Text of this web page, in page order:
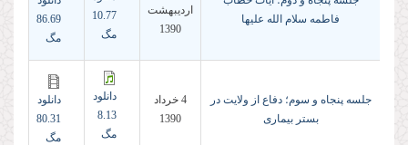
فاطمه سلام الله علیها
ارديبهشت
1390
10.77
مگ
86.69
مگ
جلسه پنجاه و سوم؛ دفاع از ولایت در
بستر بیماری
4 خرداد
1390
دانلود
8.13
مگ
دانلود
80.31
مگ